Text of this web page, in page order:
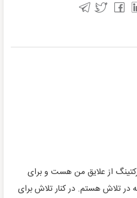
از علایق من هست و برای
تلاش هستم. در کنار تلاش برای